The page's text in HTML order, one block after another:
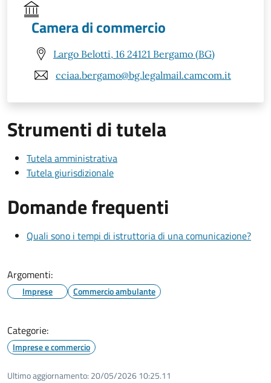
Camera di commercio
Largo Belotti, 16 24121 Bergamo (BG)
cciaa.bergamo@bg.legalmail.camcom.it
Strumenti di tutela
Tutela amministrativa
Tutela giurisdizionale
Domande frequenti
Quali sono i tempi di istruttoria di una comunicazione?
Argomenti:
Imprese Commercio ambulante
Categorie:
Imprese e commercio
Ultimo aggiornamento: 20/05/2026 10:25.11